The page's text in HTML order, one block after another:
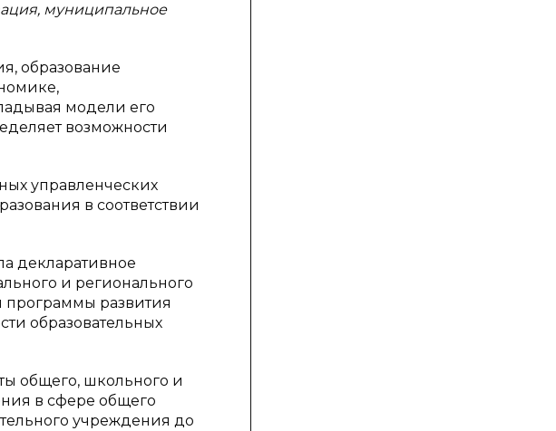
муниципальное
образование
модели его
возможности
управленческих
в соответствии
декларативное
и регионального
программы развития
образовательных
общего, школьного и
в сфере общего
учреждения до